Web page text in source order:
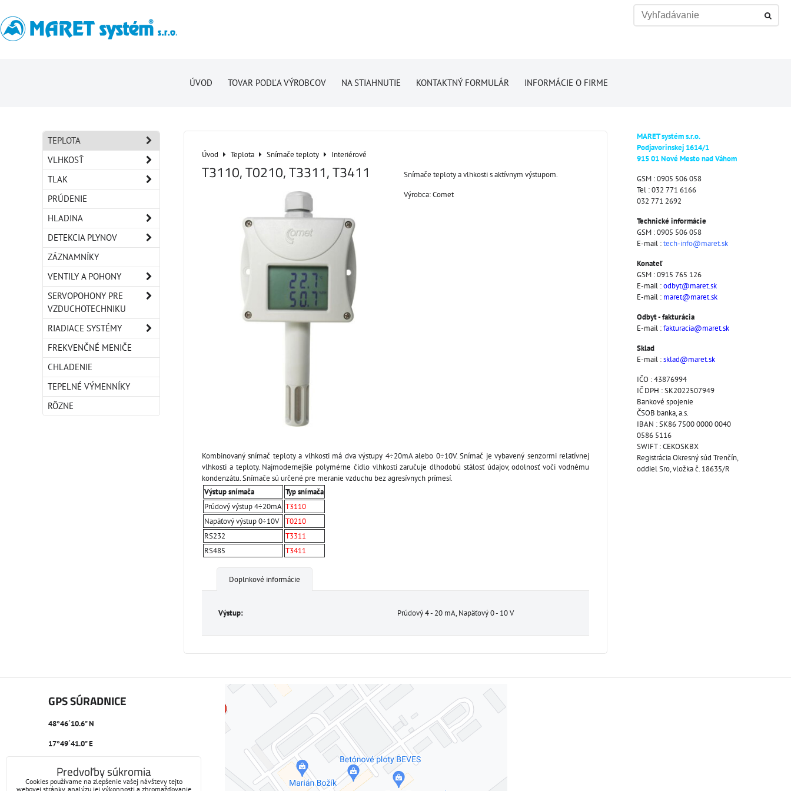
ÚVOD TOVAR PODĽA VÝROBCOV NA STIAHNUTIE KONTAKTNÝ FORMULÁR INFORMÁCIE O FIRME
Úvod Teplota Snímače teploty Interiérové
T3110, T0210, T3311, T3411
Snímače teploty a vlhkosti s aktívnym výstupom.
Výrobca:Comet
Kombinovaný snímač teploty a vlhkosti má dva výstupy 4÷20mA alebo 0÷10V. Snímač je vybavený senzormi relatívnej
vlhkosti a teploty. Najmodernejšie polymérne čidlo vlhkosti zaručuje dlhodobú stálosť údajov, odolnosť voči vodnému
kondenzátu. Snímače sú určené pre meranie vzduchu bez agresívnych prímesí.
Výstup snímača
Typ snímača
Prúdový výstup 4÷20mA T3110
Napäťový výstup 0÷10V
T0210
RS232
T3311
RS485
T3411
Doplnkové informácie
Výstup: Prúdový 4 - 20 mA, Napäťový 0 - 10 V
TEPLOTA
VLHKOSŤ
TLAK
PRÚDENIE
HLADINA
DETEKCIA PLYNOV
ZÁZNAMNÍKY
VENTILY A POHONY
SERVOPOHONY PRE
VZDUCHOTECHNIKU
RIADIACE SYSTÉMY
FREKVENČNÉ MENIČE
CHLADENIE
TEPELNÉ VÝMENNÍKY
RÔZNE
MARET systém s.r.o.
Podjavorinskej 1614/1
915 01 Nové Mesto nad Váhom
GSM : 0905 506 058
Tel : 032 771 6166
032 771 2692
Technické informácie
GSM : 0905 506 058
E-mail :tech-info@maret.sk
Konateľ
GSM : 0915 765 126
E-mail :odbyt@maret.sk
E-mail : maret@maret.sk
Odbyt - fakturácia
E-mail :fakturacia@maret.sk
Sklad
E-mail :sklad@maret.sk
IČO : 43876994
IČ DPH : SK2022507949
Bankové spojenie
ČSOB banka, a.s.
IBAN : SK86 7500 0000 0040
0586 5116
SWIFT : CEKOSKBX
Registrácia Okresný súd Trenčín,
oddiel Sro, vložka č. 18635/R
GPS SÚRADNICE
48°46´10.6" N
17°49´41.0" E
Externý obsah je blokovaný Voľbami súkromia
Prajete si načítať externý obsah?
Povoliť tentokrát
Predvoľby súkromia
Cookies používame na zlepšenie vašej návštevy tejto
webovej stránky, analýzu jej výkonnosti a zhromažďovanie